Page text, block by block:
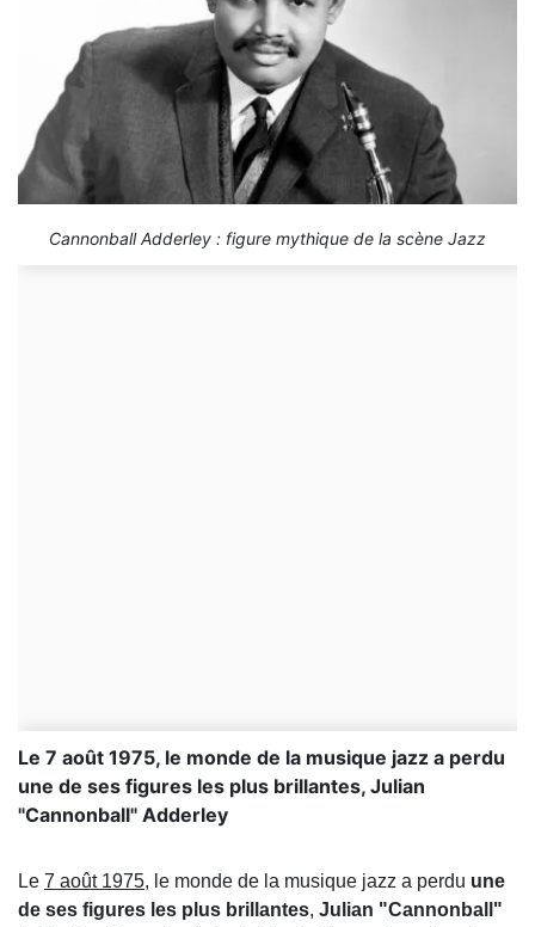
Cannonball Adderley : figure mythique de la scène Jazz
Le 7 août 1975, le monde de la musique jazz a perdu
une de ses figures les plus brillantes, Julian
"Cannonball" Adderley
Le 7 août 1975, le monde de la musique jazz a perdu une
de ses figures les plus brillantes, Julian "Cannonball"